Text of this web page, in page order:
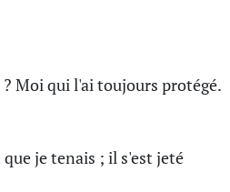
Moi qui l'ai toujours protégé.
je tenais ; il s'est jeté